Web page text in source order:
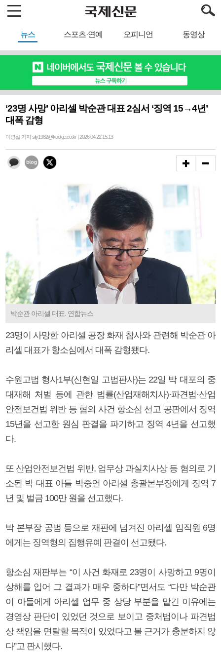
뉴스 스포츠·연예 오피니언 동영상
‘23명 사망’ 아리셀 박순관 대표 2심서 ‘징역 15→4년’
대폭 감형
이영실 기자 sily1982@kookje.co.kr | 2026.04.22 15:13
박순관 아리셀 대표. 연합뉴스
23명이 사망한 아리셀 공장 화재 참사와 관련해 박순관 아
리셀 대표가 항소심에서 대폭 감형됐다.
수원고법 형사1부(신현일 고법판사)는 22일 박 대포의 중
대재해 처벌 등에 관한 법률(산업재해치사)·파견법·산업
안전보건법 위반 등 혐의 사건 항소심 선고 공판에서 징역
15년을 선고한 원심 판결을 파기하고 징역 4년을 선고했
다.
또 산업안전보건법 위반, 업무상 과실치사상 등 혐의로 기
소된 박 대표 아들 박중언 아리셀 총괄본부장에게 징역 7
년 및 벌금 100만 원을 선고했다.
박 본부장 공범 등으로 재판에 넘겨진 아리셀 임직원 6명
에게는 징역형의 집행유예 판결이 선고됐다.
항소심 재판부는 “이 사건 화재로 23명이 사망하고 9명이
상해를 입어 그 결과가 매우 중하다”면서도 “다만 박순관
이 아들에게 아리셀 업무 중 상당 부분을 맡긴 이유에는
경영상 판단이 있었던 것으로 보이고 중처법이나 파견법
상 책임을 면탈할 목적이 있었다고 볼 근거가 충분하지 않
다”고 판시했다.